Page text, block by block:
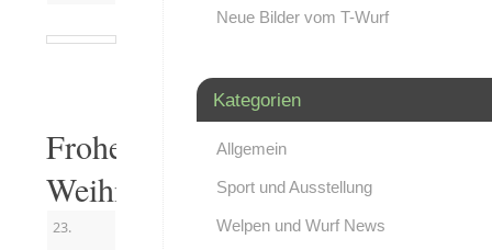
Frohe
Weihnachten
23.
Neue Bilder vom T-Wurf
Kategorien
Allgemein
Sport und Ausstellung
Welpen und Wurf News